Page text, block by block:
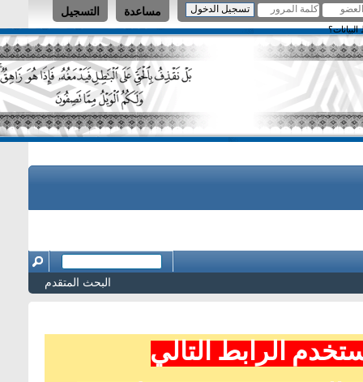
التسجيل مساعدة
التالي